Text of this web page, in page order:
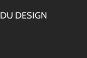
DESIGN